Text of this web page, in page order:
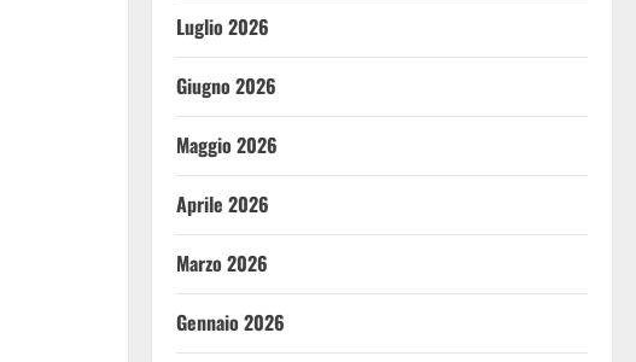
Luglio 2026
Giugno 2026
Maggio 2026
Aprile 2026
Marzo 2026
Gennaio 2026